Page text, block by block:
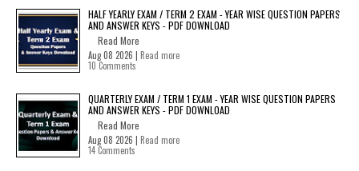
HALF YEARLY EXAM / TERM 2 EXAM - YEAR WISE QUESTION PAPERS
AND ANSWER KEYS - PDF DOWNLOAD
Read More
Aug 08 2026 | Read more
10 Comments
QUARTERLY EXAM / TERM 1 EXAM - YEAR WISE QUESTION PAPERS
AND ANSWER KEYS - PDF DOWNLOAD
Read More
Aug 08 2026 | Read more
14 Comments